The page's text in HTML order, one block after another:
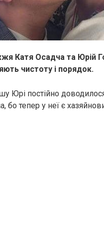
Катя Осадча та Юрій
чистоту і порядок.
Юрі постійно
бо тепер у неї є